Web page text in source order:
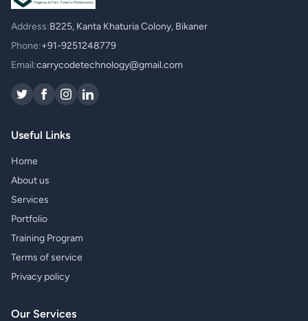
Address:B225, Kanta Khaturia Colony, Bikaner
Phone:+91-9251248779
Email:carrycodetechnology@gmail.com
Useful Links
Home
About us
Services
Portfolio
Training Program
Terms of service
Privacy policy
Our Services